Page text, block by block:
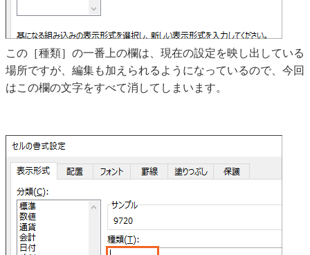
この［種類］の一番上の欄は、現在の設定を映し出している
場所ですが、編集も加えられるようになっているので、今回
はこの欄の文字をすべて消してしまいます。